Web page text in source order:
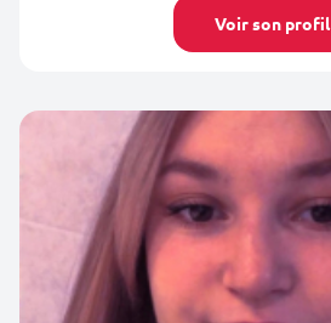
Voir son profil